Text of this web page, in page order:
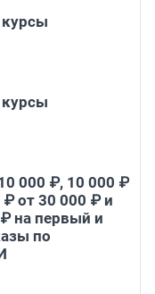
курсы
курсы
000 ₽, 10 000 ₽
от 30 000 ₽ и
на первый и
по